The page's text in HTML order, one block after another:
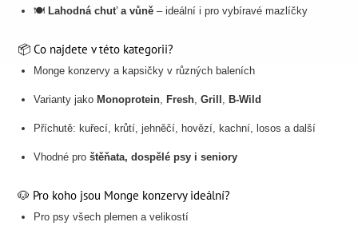
🍽️ Lahodná chuť a vůně – ideální i pro vybíravé mazlíčky
📦 Co najdete v této kategorii?
Monge konzervy a kapsičky v různých baleních
Varianty jako Monoprotein, Fresh,Grill , B-Wild
Příchutě: kuřecí, krůtí, jehněčí, hovězí, kachní, losos a další
Vhodné proštěňata, dospělé psy i seniory
🐶 Pro koho jsou Monge konzervy ideální?
Pro psy všech plemen a velikostí